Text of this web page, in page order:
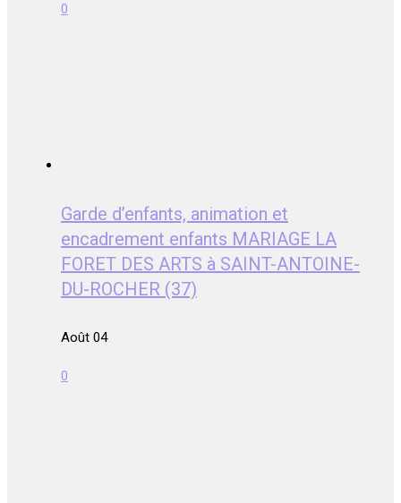
0
Garde d’enfants, animation et
encadrement enfants MARIAGE LA
FORET DES ARTS à SAINT-ANTOINE-
DU-ROCHER (37)
Août 04
0